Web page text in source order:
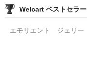
Welcart ベストセラー
エモリエント ジェリー